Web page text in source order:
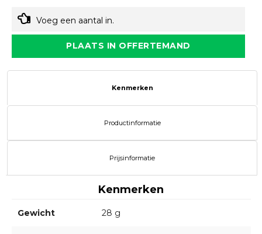
Voeg een aantal in.
PLAATS IN OFFERTEMAND
Kenmerken
Productinformatie
Prijsinformatie
Kenmerken
Gewicht 28 g